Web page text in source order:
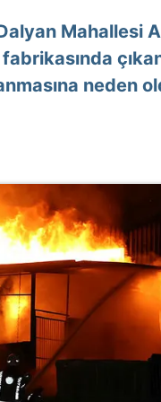
Mahallesi
neden